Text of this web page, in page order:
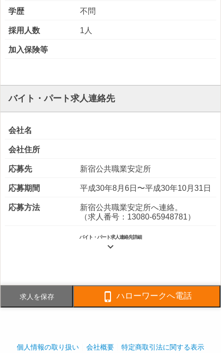
学歴 不問
採用人数 1人
加入保険等
バイト・パート求人連絡先
会社名
会社住所
応募先 新宿公共職業安定所
応募期間 平成30年8月6日〜平成30年10月31日
応募方法
新宿公共職業安定所へ連絡。
（求人番号：13080-65948781）
バイト・パート求人連絡先詳細

事業内容
・マンション管理事業 ・ビル管理
事業 ・不動産管理事業 ・営繕工
社員数 企業全体:12,329人
求人を保存  ハローワークへ電話
個人情報の取り扱い 会社概要 特定商取引法に関する表示